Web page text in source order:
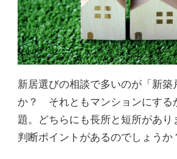
新居選びの相談で多いのが「新築
か？ それともマンションにする
題。どちらにも長所と短所があり
判断ポイントがあるのでしょうか